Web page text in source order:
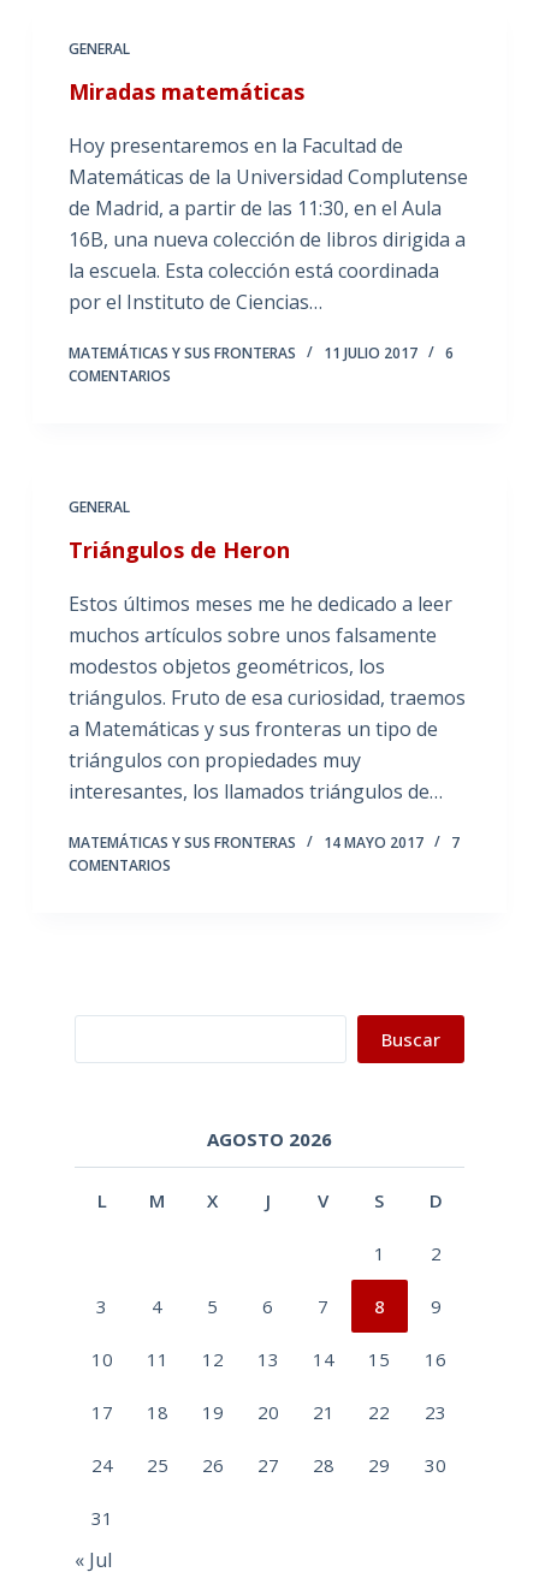
GENERAL
Miradas matemáticas
Hoy presentaremos en la Facultad de
Matemáticas de la Universidad Complutense
de Madrid, a partir de las 11:30, en el Aula
16B, una nueva colección de libros dirigida a
la escuela. Esta colección está coordinada
por el Instituto de Ciencias…
MATEMÁTICAS Y SUS FRONTERAS 11 JULIO 2017
6
COMENTARIOS
GENERAL
Triángulos de Heron
Estos últimos meses me he dedicado a leer
muchos artículos sobre unos falsamente
modestos objetos geométricos, los
triángulos. Fruto de esa curiosidad, traemos
a Matemáticas y sus fronteras un tipo de
triángulos con propiedades muy
interesantes, los llamados triángulos de…
MATEMÁTICAS Y SUS FRONTERAS 14 MAYO 2017
7
COMENTARIOS
Buscar
AGOSTO 2026
L M X J V S D
1 2
3 4 5 6 7 8 9
10 11 12 13 14 15 16
17 18 19 20 21 22 23
24 25 26 27 28 29 30
31
« Jul